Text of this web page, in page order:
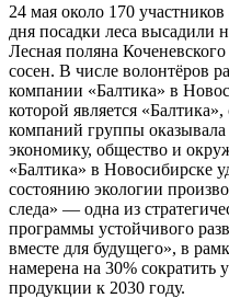
24 мая около 170
дня посадки леса высадили
Лесная поляна
сосен. В числе волонтёров
компании «Балтика» в
которой является
компаний группы
экономику, общество и
«Балтика» в Новосибирске
состоянию экологии
следа» — одна из
программы устойчивого
вместе для будущего», в
намерена на 30% сократить
продукции к 2030 году.